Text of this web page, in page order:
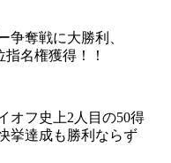
争奪戦に大勝利、
名権獲得！！
オフ史上2人目の50得
挙達成も勝利ならず